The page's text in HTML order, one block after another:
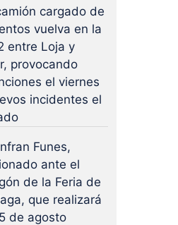
cargado de
vuelva en la
entre Loja y
provocando
el viernes
incidentes el
Funes,
ante el
de la Feria de
que realizará
de agosto